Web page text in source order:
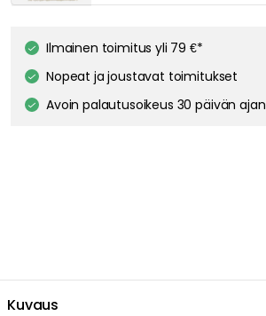
Ilmainen toimitus yli 79 €*
Nopeat ja joustavat toimitukset
Avoin palautusoikeus 30 päivän ajan
Kuvaus